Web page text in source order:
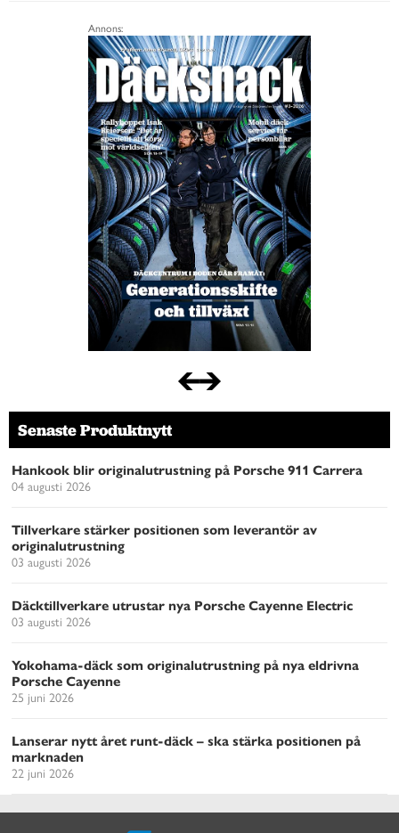
Annons:
Senaste Produktnytt
Hankook blir originalutrustning på Porsche 911 Carrera
04 augusti 2026
Tillverkare stärker positionen som leverantör av
originalutrustning
03 augusti 2026
Däcktillverkare utrustar nya Porsche Cayenne Electric
03 augusti 2026
Yokohama-däck som originalutrustning på nya eldrivna
Porsche Cayenne
25 juni 2026
Lanserar nytt året runt-däck – ska stärka positionen på
marknaden
22 juni 2026